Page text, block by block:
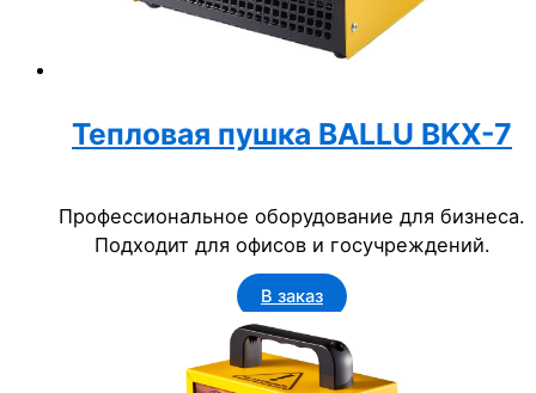
Тепловая пушка BALLU BKX-7
Профессиональное оборудование для бизнеса.
Подходит для офисов и госучреждений.
В заказ